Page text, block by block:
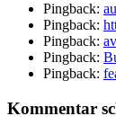
Pingback:
Pingback:
Pingback:
Pingback:
Pingback:
Kommentar